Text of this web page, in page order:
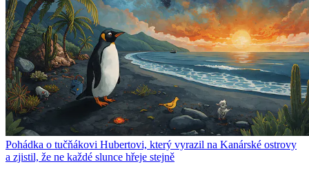
Pohádka o tučňákovi Hubertovi, který vyrazil na Kanárské ostrovy
a zjistil, že ne každé slunce hřeje stejně